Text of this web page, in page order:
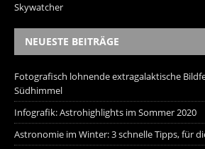
Skywatcher
NEUESTE BEITRÄGE
Fotografisch lohnende extragalaktische
Südhimmel
Infografik: Astrohighlights im Sommer 2020
Astronomie im Winter: 3 schnelle Tipps, für